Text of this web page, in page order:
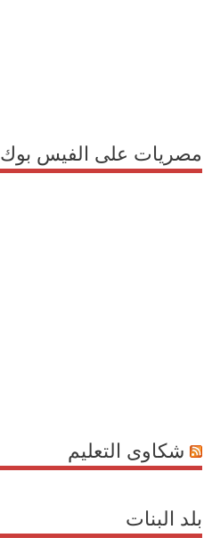
مصريات على الفيس بوك
شكاوى التعليم
بلد البنات